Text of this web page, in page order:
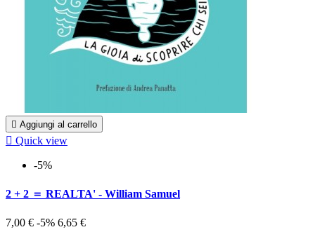
 Aggiungi al carrello
 Quick view
-5%
2 + 2 ＝ REALTA' - William Samuel
7,00 € -5% 6,65 €